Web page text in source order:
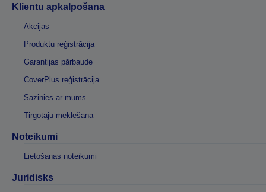
Klientu apkalpošana
Akcijas
Produktu reģistrācija
Garantijas pārbaude
CoverPlus reģistrācija
Sazinies ar mums
Tirgotāju meklēšana
Noteikumi
Lietošanas noteikumi
Juridisks